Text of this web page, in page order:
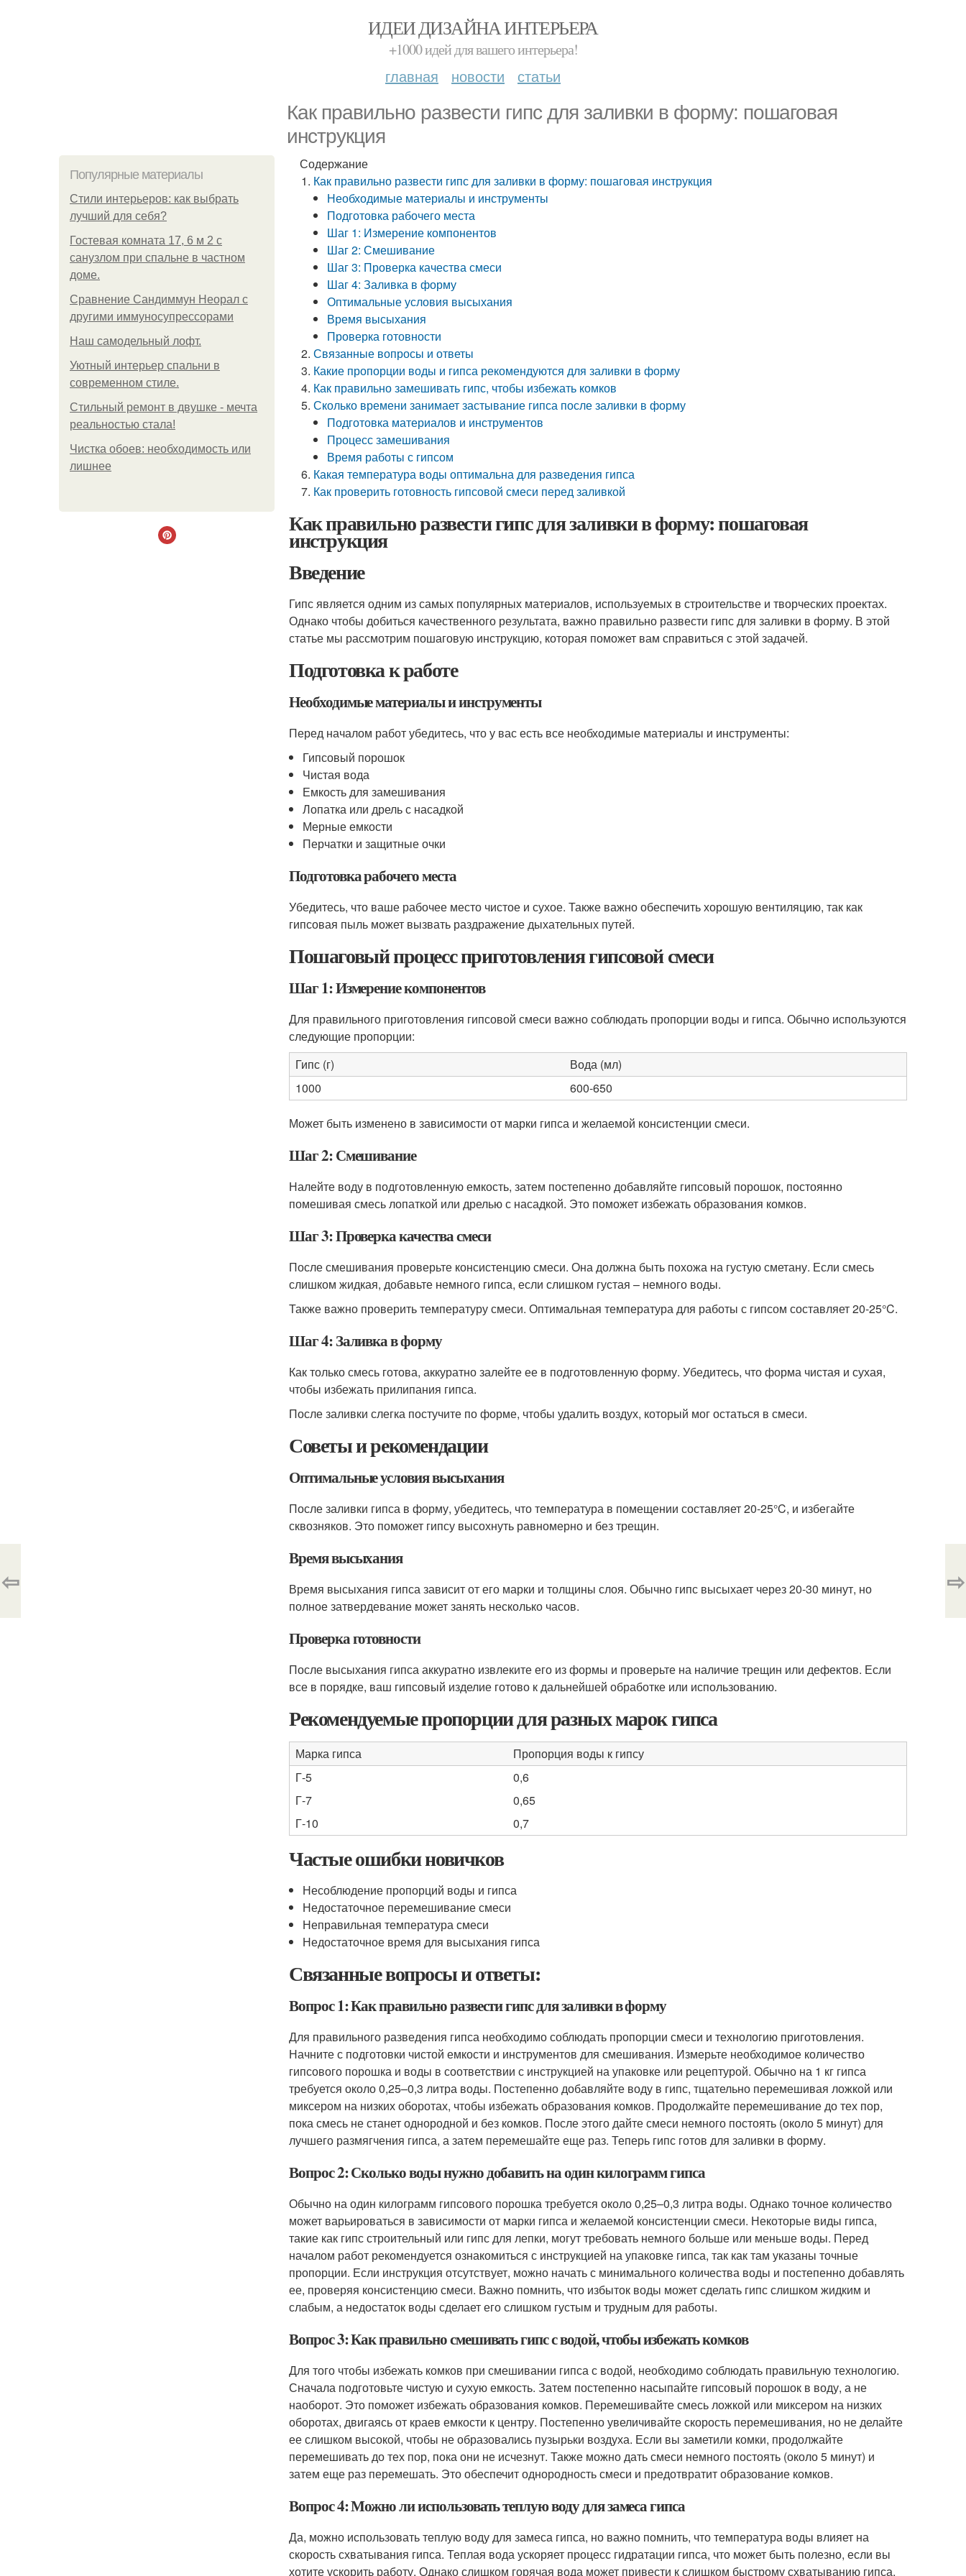
ИДЕИ ДИЗАЙНА ИНТЕРЬЕРА
+1000 идей для вашего интерьера!
главная новости статьи
Как правильно развести гипс для заливки в форму: пошаговая
инструкция
Популярные материалы
Стили интерьеров: как выбрать
лучший для себя?
Гостевая комната 17, 6 м 2 с
санузлом при спальне в частном
доме.
Сравнение Сандиммун Неорал с
другими иммуносупрессорами
Наш самодельный лофт.
Уютный интерьер спальни в
современном стиле.
Стильный ремонт в двушке - мечта
реальностью стала!
Чистка обоев: необходимость или
лишнее
Содержание
Как правильно развести гипс для заливки в форму: пошаговая инструкция
Необходимые материалы и инструменты
Подготовка рабочего места
Шаг 1: Измерение компонентов
Шаг 2: Смешивание
Шаг 3: Проверка качества смеси
Шаг 4: Заливка в форму
Оптимальные условия высыхания
Время высыхания
Проверка готовности
Связанные вопросы и ответы
Какие пропорции воды и гипса рекомендуются для заливки в форму
Как правильно замешивать гипс, чтобы избежать комков
Сколько времени занимает застывание гипса после заливки в форму
Подготовка материалов и инструментов
Процесс замешивания
Время работы с гипсом
Какая температура воды оптимальна для разведения гипса
Как проверить готовность гипсовой смеси перед заливкой
Как правильно развести гипс для заливки в форму: пошаговая
инструкция
Введение
Гипс является одним из самых популярных материалов, используемых в строительстве и творческих проектах.
Однако чтобы добиться качественного результата, важно правильно развести гипс для заливки в форму. В этой
статье мы рассмотрим пошаговую инструкцию, которая поможет вам справиться с этой задачей.
Подготовка к работе
Необходимые материалы и инструменты
Перед началом работ убедитесь, что у вас есть все необходимые материалы и инструменты:
Гипсовый порошок
Чистая вода
Емкость для замешивания
Лопатка или дрель с насадкой
Мерные емкости
Перчатки и защитные очки
Подготовка рабочего места
Убедитесь, что ваше рабочее место чистое и сухое. Также важно обеспечить хорошую вентиляцию, так как
гипсовая пыль может вызвать раздражение дыхательных путей.
Пошаговый процесс приготовления гипсовой смеси
Шаг 1: Измерение компонентов
Для правильного приготовления гипсовой смеси важно соблюдать пропорции воды и гипса. Обычно используются
следующие пропорции:
Гипс (г)
Вода (мл)
1000
600-650
Может быть изменено в зависимости от марки гипса и желаемой консистенции смеси.
Шаг 2: Смешивание
Налейте воду в подготовленную емкость, затем постепенно добавляйте гипсовый порошок, постоянно
помешивая смесь лопаткой или дрелью с насадкой. Это поможет избежать образования комков.
Шаг 3: Проверка качества смеси
После смешивания проверьте консистенцию смеси. Она должна быть похожа на густую сметану. Если смесь
слишком жидкая, добавьте немного гипса, если слишком густая – немного воды.
Также важно проверить температуру смеси. Оптимальная температура для работы с гипсом составляет 20-25°C.
Шаг 4: Заливка в форму
Как только смесь готова, аккуратно залейте ее в подготовленную форму. Убедитесь, что форма чистая и сухая,
чтобы избежать прилипания гипса.
После заливки слегка постучите по форме, чтобы удалить воздух, который мог остаться в смеси.
Советы и рекомендации
Оптимальные условия высыхания
После заливки гипса в форму, убедитесь, что температура в помещении составляет 20-25°C, и избегайте
сквозняков. Это поможет гипсу высохнуть равномерно и без трещин.
Время высыхания
Время высыхания гипса зависит от его марки и толщины слоя. Обычно гипс высыхает через 20-30 минут, но
полное затвердевание может занять несколько часов.
Проверка готовности
После высыхания гипса аккуратно извлеките его из формы и проверьте на наличие трещин или дефектов. Если
все в порядке, ваш гипсовый изделие готово к дальнейшей обработке или использованию.
Рекомендуемые пропорции для разных марок гипса
Марка гипса
Пропорция воды к гипсу
Г-5
0,6
Г-7
0,65
Г-10
0,7
Частые ошибки новичков
Несоблюдение пропорций воды и гипса
Недостаточное перемешивание смеси
Неправильная температура смеси
Недостаточное время для высыхания гипса
Связанные вопросы и ответы:
Вопрос 1: Как правильно развести гипс для заливки в форму
Для правильного разведения гипса необходимо соблюдать пропорции смеси и технологию приготовления.
Начните с подготовки чистой емкости и инструментов для смешивания. Измерьте необходимое количество
гипсового порошка и воды в соответствии с инструкцией на упаковке или рецептурой. Обычно на 1 кг гипса
требуется около 0,25–0,3 литра воды. Постепенно добавляйте воду в гипс, тщательно перемешивая ложкой или
миксером на низких оборотах, чтобы избежать образования комков. Продолжайте перемешивание до тех пор,
пока смесь не станет однородной и без комков. После этого дайте смеси немного постоять (около 5 минут) для
лучшего размягчения гипса, а затем перемешайте еще раз. Теперь гипс готов для заливки в форму.
Вопрос 2: Сколько воды нужно добавить на один килограмм гипса
Обычно на один килограмм гипсового порошка требуется около 0,25–0,3 литра воды. Однако точное количество
может варьироваться в зависимости от марки гипса и желаемой консистенции смеси. Некоторые виды гипса,
такие как гипс строительный или гипс для лепки, могут требовать немного больше или меньше воды. Перед
началом работ рекомендуется ознакомиться с инструкцией на упаковке гипса, так как там указаны точные
пропорции. Если инструкция отсутствует, можно начать с минимального количества воды и постепенно добавлять
ее, проверяя консистенцию смеси. Важно помнить, что избыток воды может сделать гипс слишком жидким и
слабым, а недостаток воды сделает его слишком густым и трудным для работы.
Вопрос 3: Как правильно смешивать гипс с водой, чтобы избежать комков
Для того чтобы избежать комков при смешивании гипса с водой, необходимо соблюдать правильную технологию.
Сначала подготовьте чистую и сухую емкость. Затем постепенно насыпайте гипсовый порошок в воду, а не
наоборот. Это поможет избежать образования комков. Перемешивайте смесь ложкой или миксером на низких
оборотах, двигаясь от краев емкости к центру. Постепенно увеличивайте скорость перемешивания, но не делайте
ее слишком высокой, чтобы не образовались пузырьки воздуха. Если вы заметили комки, продолжайте
перемешивать до тех пор, пока они не исчезнут. Также можно дать смеси немного постоять (около 5 минут) и
затем еще раз перемешать. Это обеспечит однородность смеси и предотвратит образование комков.
Вопрос 4: Можно ли использовать теплую воду для замеса гипса
Да, можно использовать теплую воду для замеса гипса, но важно помнить, что температура воды влияет на
скорость схватывания гипса. Теплая вода ускоряет процесс гидратации гипса, что может быть полезно, если вы
хотите ускорить работу. Однако слишком горячая вода может привести к слишком быстрому схватыванию гипса,
⇦ ⇨